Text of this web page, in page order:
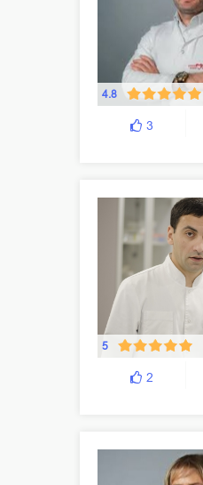
4.8
3
5
2